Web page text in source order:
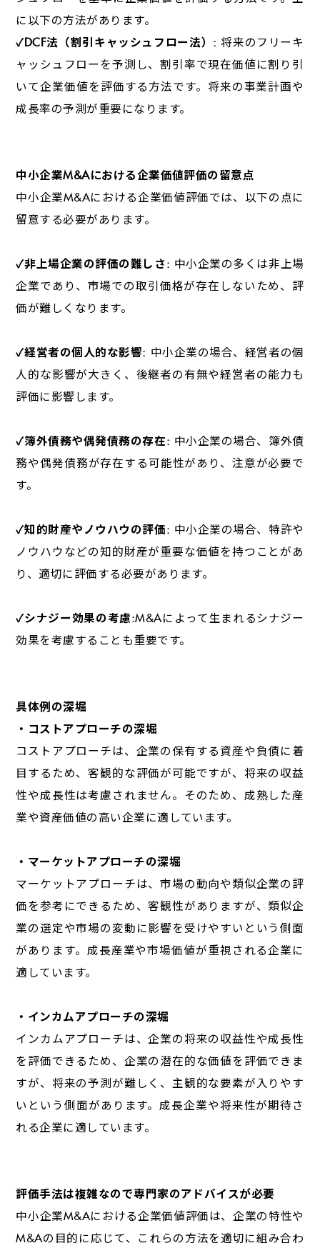
に以下の方法があります。
✓DCF法（割引キャッシュフロー法） : 将来のフリーキ
ャッシュフローを予測し、割引率で現在価値に割り引
いて企業価値を評価する方法です。将来の事業計画や
成長率の予測が重要になります。
中小企業 M&A における企業価値評価の留意点
中小企業 M&A における企業価値評価では、以下の点に
留意する必要があります。
✓非上場企業の評価の難しさ : 中小企業の多くは非上場
企業であり、市場での取引価格が存在しないため、評
価が難しくなります。
✓経営者の個人的な影響 : 中小企業の場合、経営者の個
人的な影響が大きく、後継者の有無や経営者の能力も
評価に影響します。
✓簿外債務や偶発債務の存在 : 中小企業の場合、簿外債
務や偶発債務が存在する可能性があり、注意が必要で
す。
✓知的財産やノウハウの評価 : 中小企業の場合、特許や
ノウハウなどの知的財産が重要な価値を持つことがあ
り、適切に評価する必要があります。
✓シナジー効果の考慮 : M&A によって生まれるシナジー
効果を考慮することも重要です。
具体例の深堀
・コストアプローチの深堀
コストアプローチは、企業の保有する資産や負債に着
目するため、客観的な評価が可能ですが、将来の収益
性や成長性は考慮されません。そのため、成熟した産
業や資産価値の高い企業に適しています。
・マーケットアプローチの深堀
マーケットアプローチは、市場の動向や類似企業の評
価を参考にできるため、客観性がありますが、類似企
業の選定や市場の変動に影響を受けやすいという側面
があります。成長産業や市場価値が重視される企業に
適しています。
・インカムアプローチの深堀
インカムアプローチは、企業の将来の収益性や成長性
を評価できるため、企業の潜在的な価値を評価できま
すが、将来の予測が難しく、主観的な要素が入りやす
いという側面があります。成長企業や将来性が期待さ
れる企業に適しています。
評価手法は複雑なので専門家のアドバイスが必要
中小企業 M&A における企業価値評価は、企業の特性や
M&A の目的に応じて、これらの方法を適切に組み合わ